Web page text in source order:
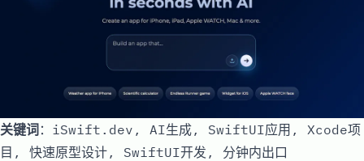
关键词：iSwift.dev, AI生成, SwiftUI应用, Xcode项
目, 快速原型设计, SwiftUI开发, 分钟内出口